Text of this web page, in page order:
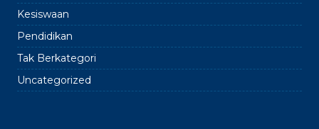
Kesiswaan
Pendidikan
Tak Berkategori
Uncategorized